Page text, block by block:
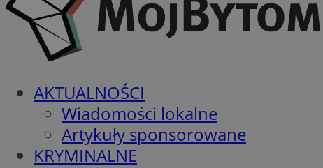
AKTUALNOŚCI
Wiadomości lokalne
Artykuły sponsorowane
KRYMINALNE